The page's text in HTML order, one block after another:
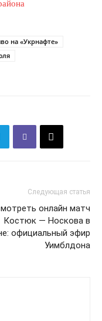
на «Укрнафте»
Следующая статья
онлайн матч
Костюк — Носкова в
официальный эфир
Уимблдона